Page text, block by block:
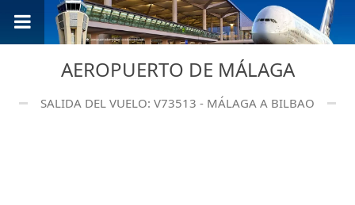
AEROPUERTO DE MÁLAGA
SALIDA DEL VUELO: V73513 - MÁLAGA A BILBAO